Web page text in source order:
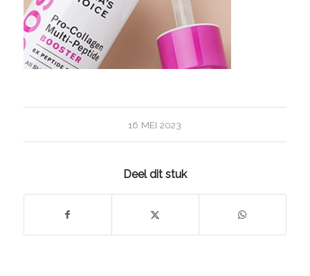
16 MEI 2023
Deel dit stuk